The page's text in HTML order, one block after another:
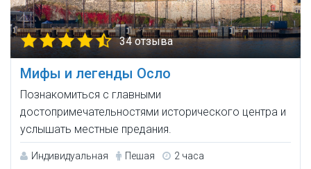
34 отзыва
Мифы и легенды Осло
Познакомиться с главными
достопримечательностями исторического центра и
услышать местные предания.
Индивидуальная Пешая 2 часа